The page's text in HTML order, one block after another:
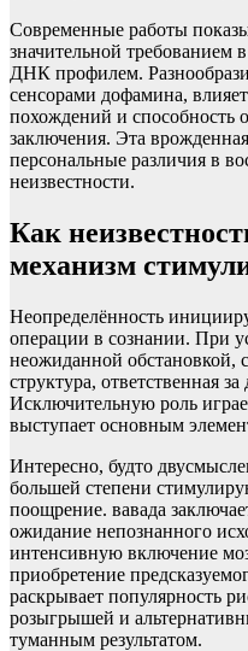
Современные работы
значительной требованием
ДНК профилем.
сенсорами дофамина,
похождений и способность
заключения. Эта
персональные различия в
неизвестности.
Как
механизм
Неопределённость
операции в сознании. При
неожиданной обстановкой,
структура, ответственная
Исключительную роль
выступает основным
Интересно, будто
большей степени
поощрение. вавада
ожидание непознанного
интенсивную включение
приобретение
раскрывает популярность
розыгрышей и
туманным результатом.